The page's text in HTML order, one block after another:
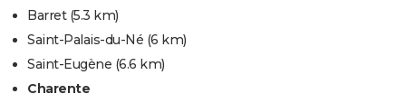
Barret(5.3 km)
Saint-Palais-du-Né (6 km)
Saint-Eugène (6.6 km)
Charente